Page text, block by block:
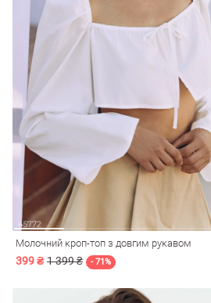
Молочний кроп-топ з довгим рукавом
399 ₴ 1 399 ₴ - 71%